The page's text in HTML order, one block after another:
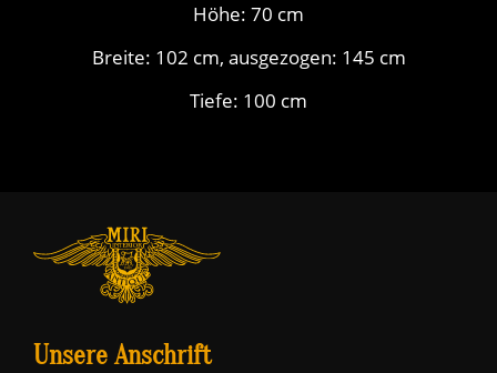
Höhe: 70 cm
Breite: 102 cm, ausgezogen: 145 cm
Tiefe: 100 cm
Unsere Anschrift